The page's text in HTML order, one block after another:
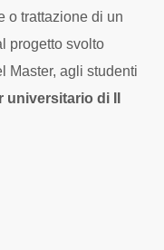
o trattazione di un
progetto svolto
Master, agli studenti
universitario di II